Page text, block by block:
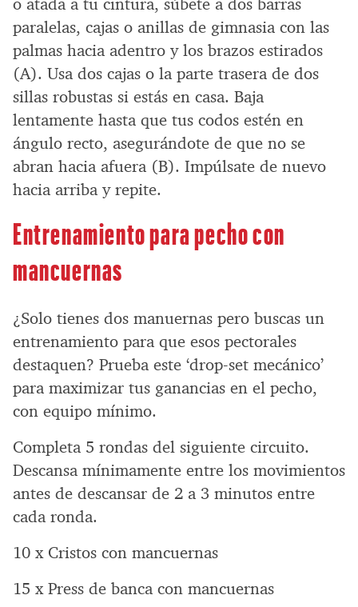
paralelas, cajas o anillas de gimnasia con las
palmas hacia adentro y los brazos estirados
(A). Usa dos cajas o la parte trasera de dos
sillas robustas si estás en casa. Baja
lentamente hasta que tus codos estén en
ángulo recto, asegurándote de que no se
abran hacia afuera (B). Impúlsate de nuevo
hacia arriba y repite.
Entrenamiento para pecho con
mancuernas
¿Solo tienes dos manuernas pero buscas un
entrenamiento para que esos pectorales
destaquen? Prueba este ‘drop-set mecánico’
para maximizar tus ganancias en el pecho,
con equipo mínimo.
Completa 5 rondas del siguiente circuito.
Descansa mínimamente entre los movimientos
antes de descansar de 2 a 3 minutos entre
cada ronda.
10 x Cristos con mancuernas
15 x Press de banca con mancuernas